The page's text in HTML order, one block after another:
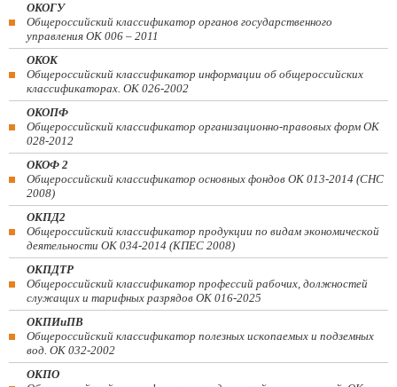
ОКОГУ
Общероссийский классификатор органов государственного
управления ОК 006 – 2011
ОКОК
Общероссийский классификатор информации об общероссийских
классификаторах. ОК 026-2002
ОКОПФ
Общероссийский классификатор организационно-правовых форм ОК
028-2012
ОКОФ 2
Общероссийский классификатор основных фондов ОК 013-2014 (СНС
2008)
ОКПД2
Общероссийский классификатор продукции по видам экономической
деятельности ОК 034-2014 (КПЕС 2008)
ОКПДТР
Общероссийский классификатор профессий рабочих, должностей
служащих и тарифных разрядов ОК 016-2025
ОКПИиПВ
Общероссийский классификатор полезных ископаемых и подземных
вод. ОК 032-2002
ОКПО